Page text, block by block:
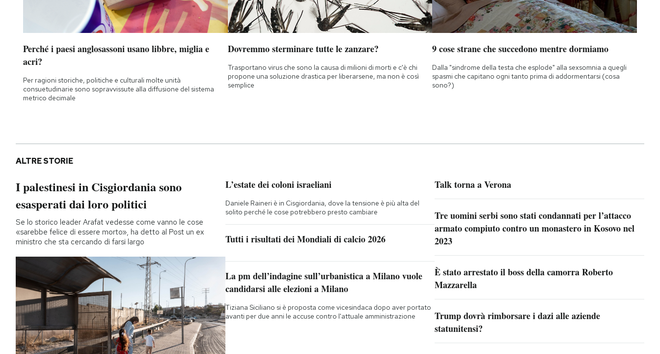
Perché i paesi anglosassoni usano libbre, miglia e
acri?
Per ragioni storiche, politiche e culturali molte unità
consuetudinarie sono sopravvissute alla diffusione del sistema
metrico decimale
Dovremmo sterminare tutte le zanzare?
Trasportano virus che sono la causa di milioni di morti e c'è chi
propone una soluzione drastica per liberarsene, ma non è così
semplice
9 cose strane che succedono mentre dormiamo
Dalla "sindrome della testa che esplode" alla sexsomnia a quegli
spasmi che capitano ogni tanto prima di addormentarsi (cosa
sono?)
ALTRE STORIE
I palestinesi in Cisgiordania sono
esasperati dai loro politici
Se lo storico leader Arafat vedesse come vanno le cose
«sarebbe felice di essere morto», ha detto al Post un ex
ministro che sta cercando di farsi largo
L’estate dei coloni israeliani
Daniele Raineri è in Cisgiordania, dove la tensione è più alta del
solito perché le cose potrebbero presto cambiare
Tutti i risultati dei Mondiali di calcio 2026
La pm dell’indagine sull’urbanistica a Milano vuole
candidarsi alle elezioni a Milano
Tiziana Siciliano si è proposta come vicesindaca dopo aver portato
avanti per due anni le accuse contro l'attuale amministrazione
Talk torna a Verona
Tre uomini serbi sono stati condannati per l’attacco
armato compiuto contro un monastero in Kosovo nel
2023
È stato arrestato il boss della camorra Roberto
Mazzarella
Trump dovrà rimborsare i dazi alle aziende
statunitensi?